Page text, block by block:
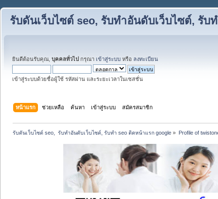
รับดันเว็บไซต์ seo, รับทำอันดับเว็บไซต์, รับ
ยินดีต้อนรับคุณ, บุคคลทั่วไป กรุณา เข้าสู่ระบบ หรือ ลงทะเบียน
เข้าสู่ระบบด้วยชื่อผู้ใช้ รหัสผ่าน และระยะเวลาในเซสชั่น
หน้าแรก ช่วยเหลือ ค้นหา เข้าสู่ระบบ สมัครสมาชิก
รับดันเว็บไซต์ seo,  รับทำอันดับเว็บไซต์, รับทำ seo ติดหน้าแรก google » Profile of